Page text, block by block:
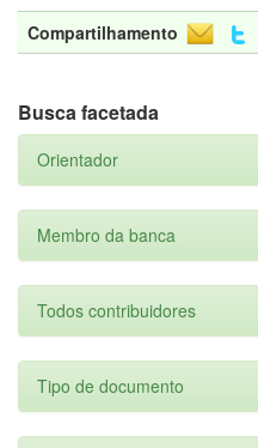
Compartilhamento
Busca facetada
Orientador
Membro da banca
Todos contribuidores
Tipo de documento